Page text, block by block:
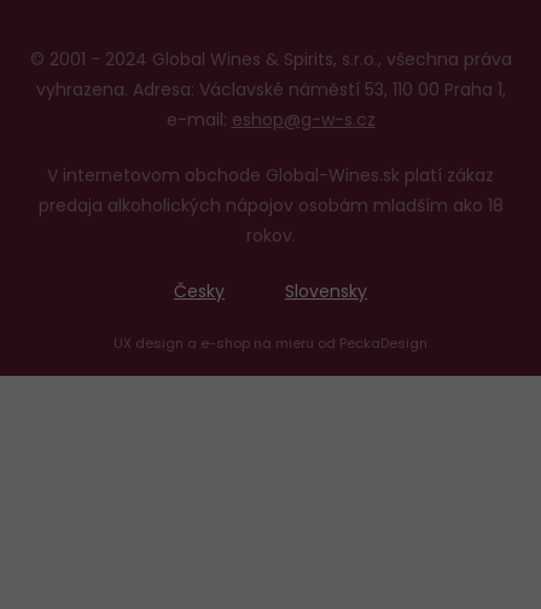
© 2001 - 2024 Global Wines & Spirits, s.r.o., všechna práva
vyhrazena. Adresa: Václavské náměstí 53, 110 00 Praha 1,
e-mail: eshop@g-w-s.cz
V internetovom obchode Global-Wines.sk platí zákaz
predaja alkoholických nápojov osobám mladším ako 18
rokov.
Česky Slovensky
UX design a e-shop na mieru od PeckaDesign